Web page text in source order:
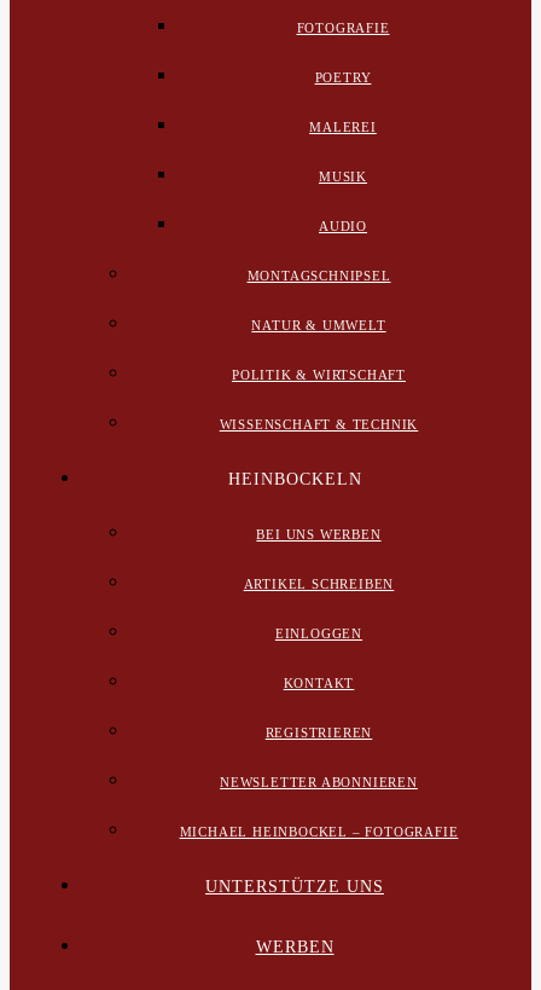
FOTOGRAFIE
POETRY
MALEREI
MUSIK
AUDIO
MONTAGSCHNIPSEL
NATUR & UMWELT
POLITIK & WIRTSCHAFT
WISSENSCHAFT & TECHNIK
HEINBOCKELN
BEI UNS WERBEN
ARTIKEL SCHREIBEN
EINLOGGEN
KONTAKT
REGISTRIEREN
NEWSLETTER ABONNIEREN
MICHAEL HEINBOCKEL – FOTOGRAFIE
UNTERSTÜTZE UNS
WERBEN